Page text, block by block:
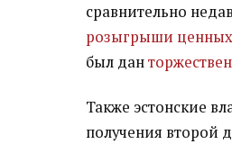
сравнительно
розыгрыши
был дан
Также эстонские
получения второй